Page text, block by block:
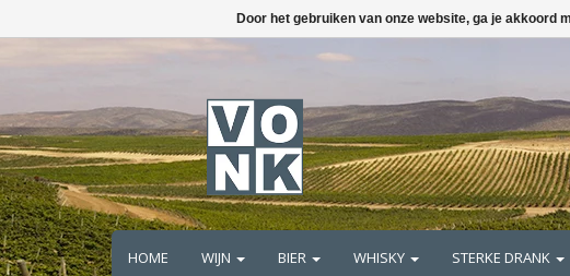
HOME WIJN BIER WHISKY STERKE DRANK
Door het gebruiken van onze website, ga je akkoord